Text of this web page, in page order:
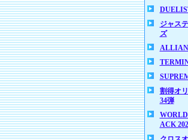
ジャス
ズ
割得オ
34弾
ACK